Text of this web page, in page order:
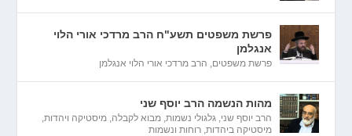
פרשת משפטים תשע"ח הרב מרדכי אורי הלוי
אנגלמן
פרשת משפטים הרב מרדכי אורי הלוי אנגלמן
מהות הנשמה הרב יוסף שני
הרב יוסף שני ,גלגולי נשמות ,מבוא לקבלה ,מיסטיקה ויהדות
מיסטיקה ביהדות ,רוחות ונשמות